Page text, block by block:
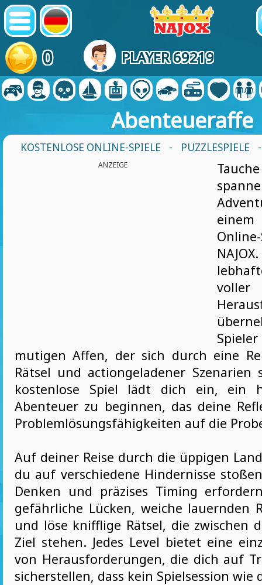
0 PLAYER 69219
Abenteueraffe
KOSTENLOSE ONLINE-SPIELE - PUZZLESPIELE
ANZEIGE
voller
mutigen Affen, der sich durch eine
Rätsel und actiongeladener Szenarien
kostenlose Spiel lädt dich ein, ein
Abenteuer zu beginnen, das deine
Problemlösungsfähigkeiten auf die
Auf deiner Reise durch die üppigen
du auf verschiedene Hindernisse
Denken und präzises Timing
gefährliche Lücken, weiche lauernden
und löse knifflige Rätsel, die zwischen
Ziel stehen. Jedes Level bietet eine
von Herausforderungen, die dich auf
sicherstellen, dass kein Spielsession wie